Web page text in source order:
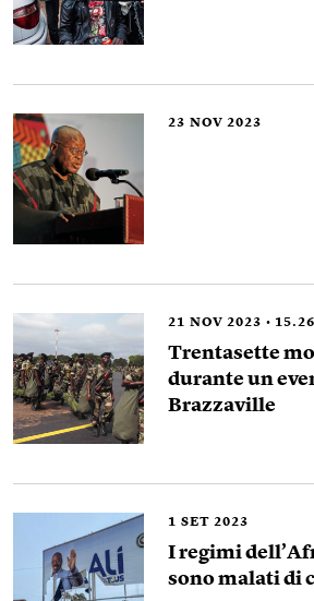
23 NOV 2023
21 NOV 2023 15.26
Trentasette
durante un
Brazzaville
1 SET 2023
I regimi
sono malati di